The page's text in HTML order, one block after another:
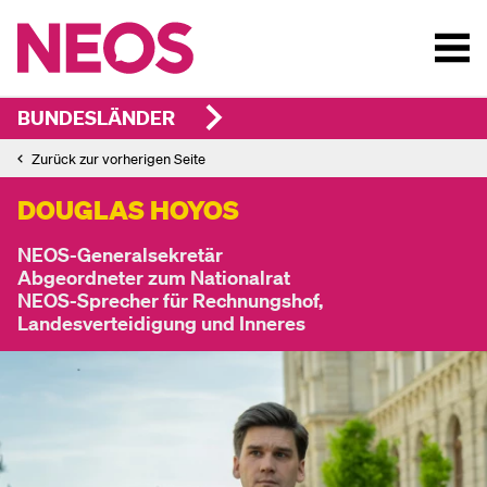
BUNDESLÄNDER
Zurück zur vorherigen Seite
DOUGLAS HOYOS
NEOS-Generalsekretär
Abgeordneter zum Nationalrat
NEOS-Sprecher für Rechnungshof,
Landesverteidigung und Inneres